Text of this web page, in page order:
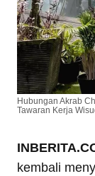
Hubungan Akrab
Tawaran Kerja
kembali